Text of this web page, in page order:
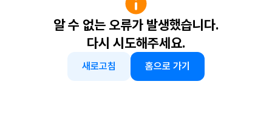
알 수 없는 오류가 발생했습니다.
다시 시도해주세요.
새로고침 홈으로 가기